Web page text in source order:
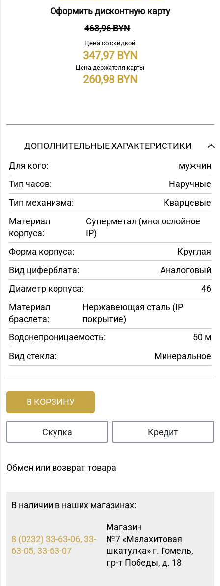
Оформить дисконтную карту
463,96 BYN
Цена со скидкой
347,97
Цена держателя карты
260,98
ДОПОЛНИТЕЛЬНЫЕ ХАРАКТЕРИСТИКИ
Для кого:
мужчин
Тип часов:
Наручные
Тип механизма:
Кварцевые
Материал
корпуса:
Суперметал (многослойное
IP)
Форма корпуса:
Круглая
Вид циферблата:
Аналоговый
Диаметр корпуса:
46
Материал
браслета:
Нержавеющая сталь (IP
покрытие)
Водонепроницаемость:
50 м
Вид стекла:
Минеральное
В КОРЗИНУ
Скупка Кредит
Обмен или возврат товара
В наличии в наших магазинах:
8 (0232) 33-63-06, 33-
63-05, 33-63-07
Магазин
№7 «Малахитовая
шкатулка» г. Гомель,
пр-т Победы, д. 18